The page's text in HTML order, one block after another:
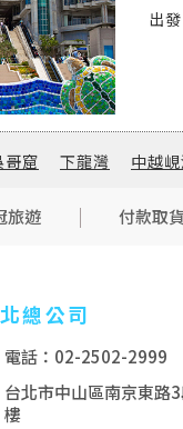
哥窟 下龍灣 中越
旅遊 付款取
總公司
電話：02-2502-2999
台北市中山區南京東路
樓